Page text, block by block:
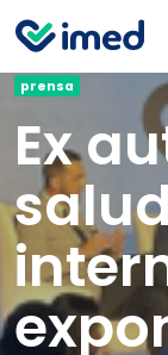
prensa
Ex